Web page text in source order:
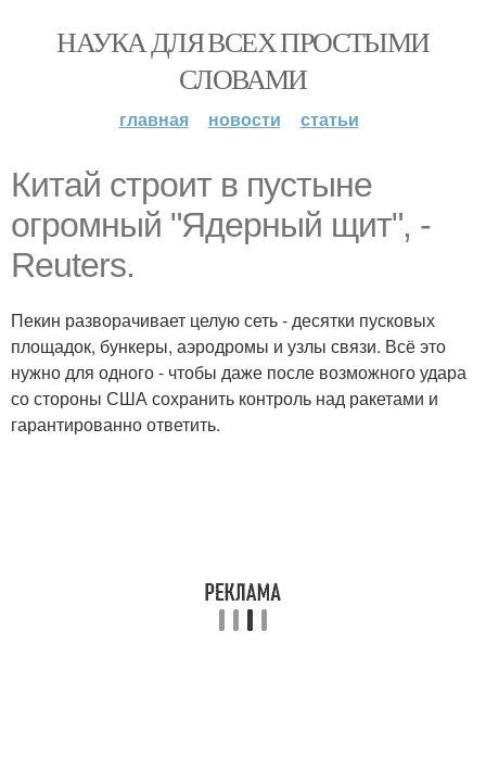
НАУКА ДЛЯ ВСЕХ ПРОСТЫМИ
СЛОВАМИ
главная новости статьи
Китай строит в пустыне
огромный "Ядерный щит", -
Reuters.
Пекин разворачивает целую сеть - десятки пусковых
площадок, бункеры, аэродромы и узлы связи. Всё это
нужно для одного - чтобы даже после возможного удара
со стороны США сохранить контроль над ракетами и
гарантированно ответить.